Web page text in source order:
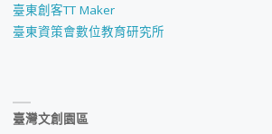
臺東創客TT Maker
臺東資策會數位教育研究所
臺灣文創園區